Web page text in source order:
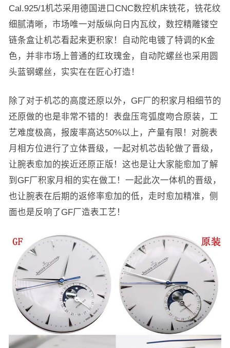
Cal.925/1机芯采用德国进口CNC数控机床铣花，铣花纹
细腻清晰，市场唯一对版纵向日内瓦纹，数控精雕镂空
链条盒让机芯看起来更积家！自动陀电镀了特调的K金
色，并非市场上普通的红玫瑰金，自动陀螺丝也采用圆
头蓝钢螺丝，实实在在匠心打造！
​除了对于机芯的高度还原以外，GF厂的积家月相细节的
还原做的也是非常不错的！表盘压弯弧度吻合原装，工
艺难度极高，报废率高达50%以上，产量有限！对腕表
月相方位进行了立体晋级，一起对机芯齿轮做了晋级，
让腕表愈加的挨近还原正版！这也是让大家能愈加了解
到GF厂积家月相的实在做工！一起此次一体机的晋级，
也让腕表在后期的返修率愈加的低，走时愈加精准，侧
面也是反响了GF厂造表工艺！